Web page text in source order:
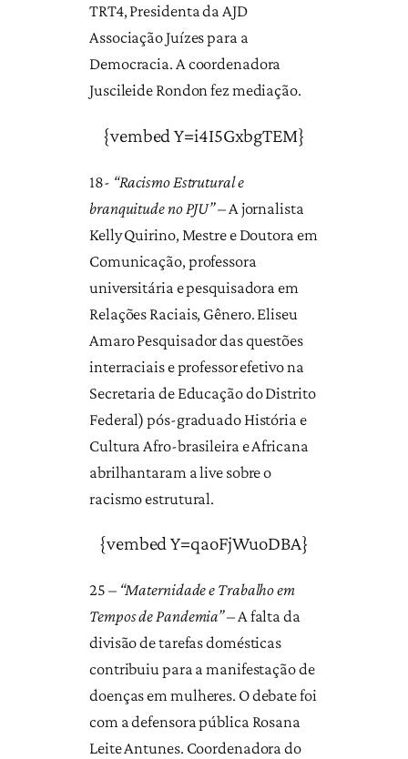
TRT4, Presidenta da AJD
Associação Juízes para a
Democracia. A coordenadora
Juscileide Rondon fez mediação.
{vembed Y=i4I5GxbgTEM}
18- “Racismo Estrutural e
branquitude no PJU”– A jornalista
Kelly Quirino, Mestre e Doutora em
Comunicação, professora
universitária e pesquisadora em
Relações Raciais, Gênero.Eliseu
Amaro Pesquisador das questões
interraciais e professor efetivo na
Secretaria de Educação do Distrito
Federal) pós-graduado História e
Cultura Afro-brasileira e Africana
abrilhantaram a live sobre o
racismo estrutural.
{vembed Y=qaoFjWuoDBA}
25 – “Maternidade e Trabalho em
Tempos de Pandemia”– A falta da
divisão de tarefas domésticas
contribuiu para a manifestação de
doenças em mulheres. O debate foi
com a defensora pública Rosana
Leite Antunes. Coordenadora do